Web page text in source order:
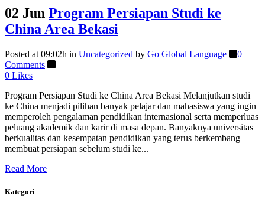
02 Jun Program Persiapan Studi ke
China Area Bekasi
Posted at 09:02h in Uncategorized by Go Global Language
0
Comments
0 Likes
Program Persiapan Studi ke China Area Bekasi Melanjutkan studi
ke China menjadi pilihan banyak pelajar dan mahasiswa yang ingin
memperoleh pengalaman pendidikan internasional serta memperluas
peluang akademik dan karir di masa depan. Banyaknya universitas
berkualitas dan kesempatan pendidikan yang terus berkembang
membuat persiapan sebelum studi ke...
Read More
Kategori